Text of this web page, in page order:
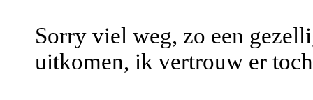
Sorry viel weg, zo een
uitkomen, ik vertrouw er